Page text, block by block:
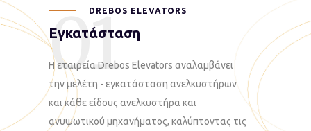
DREBOS ELEVATORS
Εγκατάσταση
01
Η εταιρεία Drebos Elevators αναλαμβάνει
την μελέτη - εγκατάσταση ανελκυστήρων
και κάθε είδους ανελκυστήρα και
ανυψωτικού μηχανήματος, καλύπτοντας τις